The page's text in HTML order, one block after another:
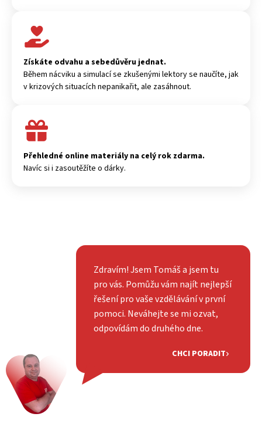
Získáte odvahu a sebedůvěru jednat.
Během nácviku a simulací se zkušenými lektory se naučíte, jak
v krizových situacích nepanikařit, ale zasáhnout.
Přehledné online materiály na celý rok zdarma.
Navíc si i zasoutěžíte o dárky.
Zdravím! Jsem Tomáš a jsem tu
pro vás. Pomůžu vám najít nejlepší
řešení pro vaše vzdělávání v první
pomoci. Neváhejte se mi ozvat,
odpovídám do druhého dne.
CHCI PORADIT